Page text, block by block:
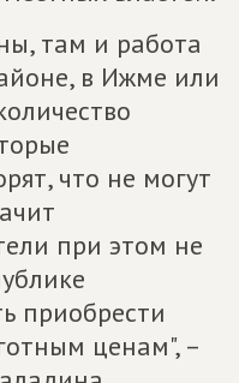
там и работа
в Ижме или
что не могут
при этом не
приобрести
ценам", –